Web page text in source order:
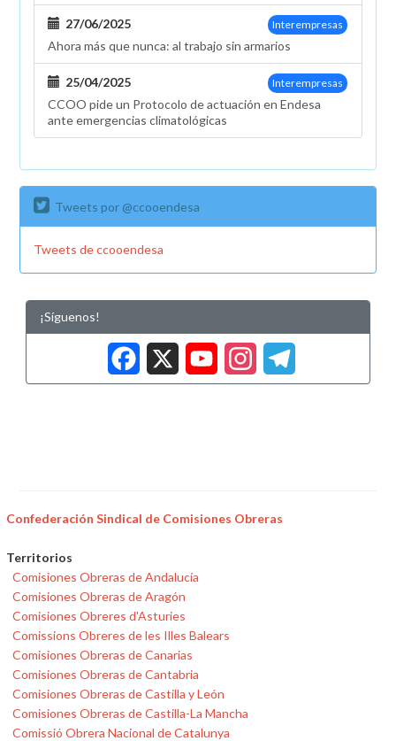
Interempresas
27/06/2025
Ahora más que nunca: al trabajo sin armarios
Interempresas
25/04/2025
CCOO pide un Protocolo de actuación en Endesa
ante emergencias climatológicas
Tweets por @ccooendesa
Tweets de ccooendesa
¡Síguenos!
Facebook
X
Confederación Sindical de Comisiones Obreras
Territorios
Comisiones Obreras de Andalucía
Comisiones Obreras de Aragón
Comisiones Obreres d'Asturies
Comissions Obreres de les Illes Balears
Comisiones Obreras de Canarias
Comisiones Obreras de Cantabria
Comisiones Obreras de Castilla y León
Comisiones Obreras de Castilla-La Mancha
Comissió Obrera Nacional de Catalunya